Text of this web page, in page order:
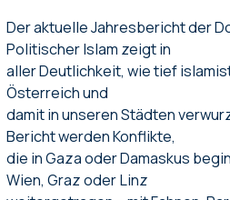
Der aktuelle Jahresbericht der
Politischer Islam zeigt in
aller Deutlichkeit, wie tief
Österreich und
damit in unseren Städten
Bericht werden Konflikte,
die in Gaza oder Damaskus
Wien, Graz oder Linz